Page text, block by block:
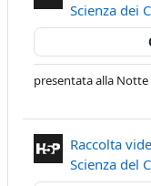
Scienza dei
presentata alla
Raccolta
Scienza del